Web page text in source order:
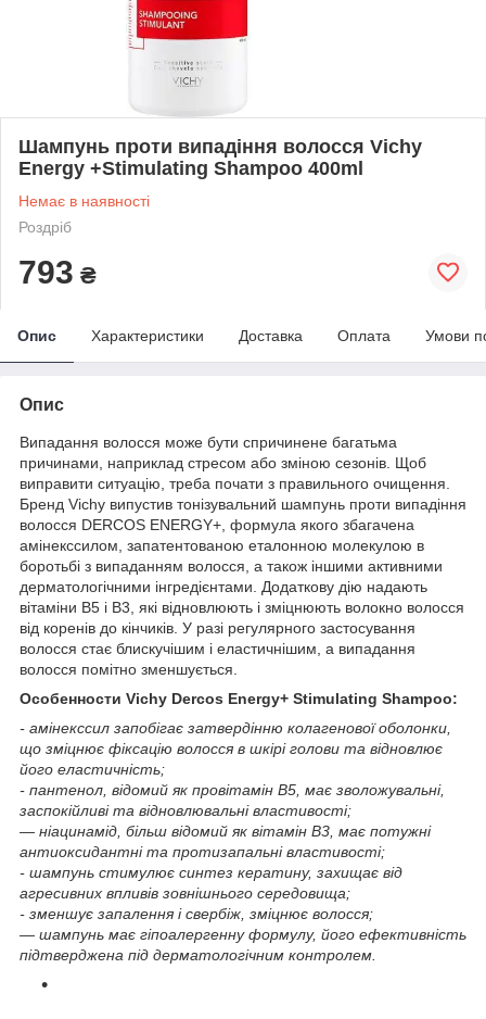
Шампунь проти випадіння волосся Vichy
Energy +Stimulating Shampoo 400ml
Немає в наявності
Роздріб
793 ₴
Опис Характеристики Доставка Оплата Умови
Опис
Випадання волосся може бути спричинене багатьма
причинами, наприклад стресом або зміною сезонів. Щоб
виправити ситуацію, треба почати з правильного очищення.
Бренд Vichy випустив тонізувальний шампунь проти випадіння
волосся DERCOS ENERGY+, формула якого збагачена
амінекссилом, запатентованою еталонною молекулою в
боротьбі з випаданням волосся, а також іншими активними
дерматологічними інгредієнтами. Додаткову дію надають
вітаміни В5 і В3, які відновлюють і зміцнюють волокно волосся
від коренів до кінчиків. У разі регулярного застосування
волосся стає блискучішим і еластичнішим, а випадання
волосся помітно зменшується.
Особенности Vichy Dercos Energy+ Stimulating Shampoo:
- амінекссил запобігає затвердінню колагенової оболонки,
що зміцнює фіксацію волосся в шкірі голови та відновлює
його еластичність;
- пантенол, відомий як провітамін B5, має зволожувальні,
заспокійливі та відновлювальні властивості;
— ніацинамід, більш відомий як вітамін B3, має потужні
антиоксидантні та протизапальні властивості;
- шампунь стимулює синтез кератину, захищає від
агресивних впливів зовнішнього середовища;
- зменшує запалення і свербіж, зміцнює волосся;
— шампунь має гіпоалергенну формулу, його ефективність
підтверджена під дерматологічним контролем.